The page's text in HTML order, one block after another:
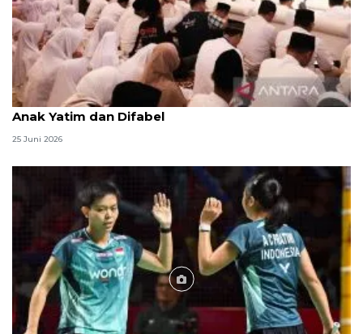
Menag jadikan setiap 10 Muharam sebagai Lebaran
Anak Yatim dan Difabel
25 Juni 2026